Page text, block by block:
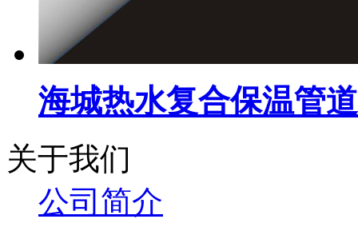
海城热水复合保温管道
关于我们
公司简介